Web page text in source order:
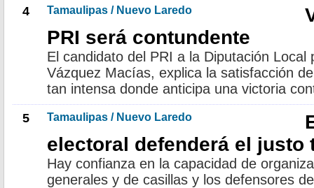
4 Tamaulipas / Nuevo Laredo
PRI será contundente
El candidato del PRI a la Diputación
Vázquez Macías, explica la satisfacción
tan intensa donde anticipa una victoria
5 Tamaulipas / Nuevo Laredo
electoral defenderá el justo
Hay confianza en la capacidad de
generales y de casillas y los defensores